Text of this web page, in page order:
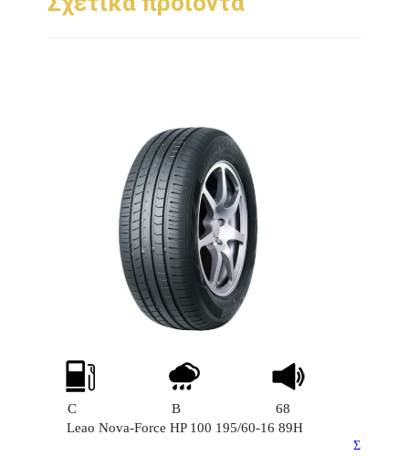
C B
68
Leao Nova-Force HP 100 195/60-16 89H
Σ